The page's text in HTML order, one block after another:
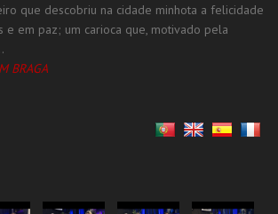
que descobriu na cidade minhota a felicidade
e em paz; um carioca que, motivado pela
BRAGA